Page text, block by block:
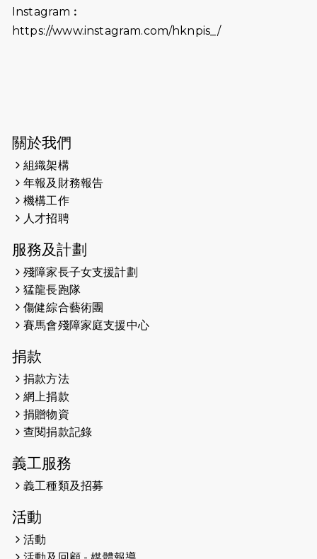
2026-06-11
猛龍長跑隊恆常練習 - 6月11日（19:00
2026-05-22
2026-05-21
2026-05-14
（19:00開始）
2026-05-07
開始）
2026-04-30
2026-04-25
2026-04-24
2026-04-23
2026-04-19
Instagram︰
https://www.instagram.com/hknpis_/
關於我們
組織架構
年報及財務報告
機構工作
人才招聘
服務及計劃
殘障家長子女支援計劃
猛龍長跑隊
傷健綜合藝術團
賽馬會殘障家庭支援中心
捐款
捐款方法
網上捐款
捐贈物資
查閱捐款記錄
義工服務
義工種類及招募
活動
活動